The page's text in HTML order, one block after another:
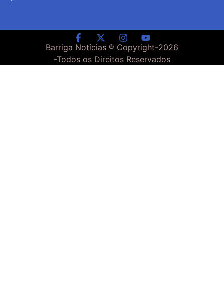
Barriga Notícias ® Copyright-2026
-Todos os Direitos Reservados